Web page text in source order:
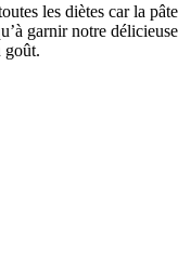
les diètes car la pâte
garnir notre délicieuse
goût.